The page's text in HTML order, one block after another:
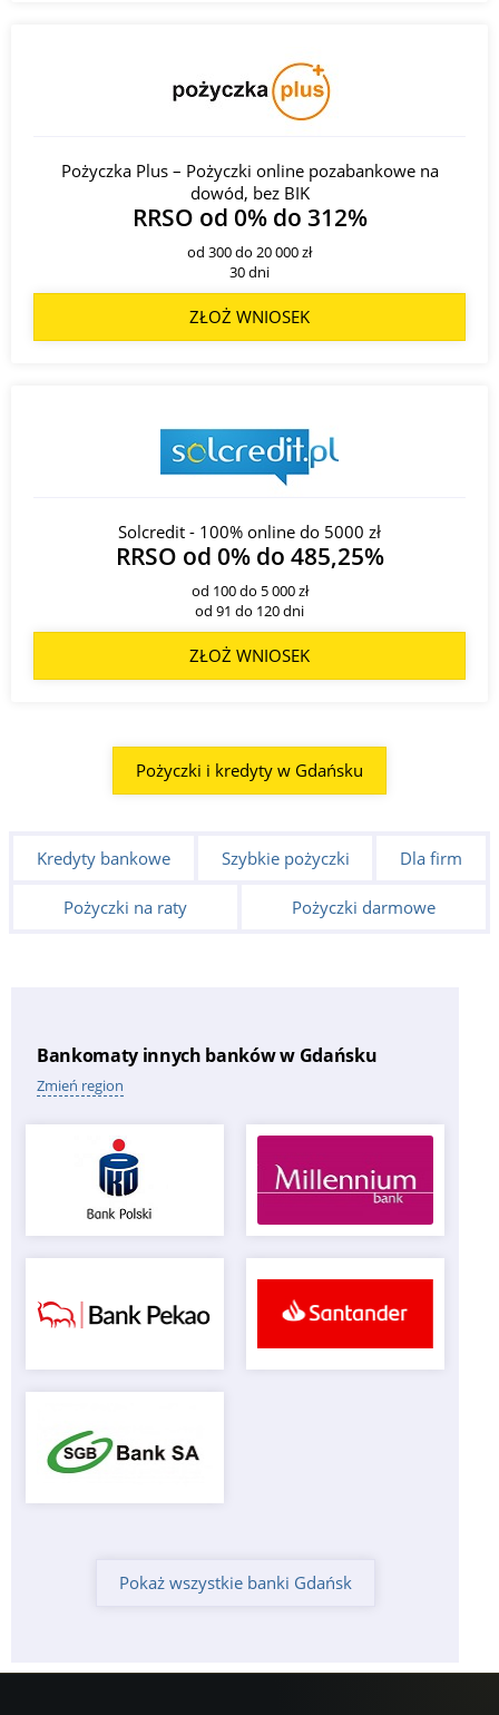
Pożyczka Plus – Pożyczki online pozabankowe na
dowód, bez BIK
RRSO od 0% do 312%
od 300 do 20 000 zł
30 dni
ZŁOŻ WNIOSEK
Solcredit - 100% online do 5000 zł
RRSO od 0% do 485,25%
od 100 do 5 000 zł
od 91 do 120 dni
ZŁOŻ WNIOSEK
Pożyczki i kredyty w Gdańsku
Kredyty bankowe Szybkie pożyczki Dla firm
Pożyczki na raty Pożyczki darmowe
Bankomaty innych banków w Gdańsku
Zmień region
Pokaż wszystkie banki Gdańsk